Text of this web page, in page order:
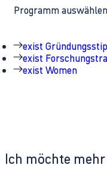
Ich möchte
Programm auswählen
exist
exist
exist Women